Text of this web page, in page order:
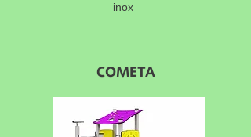
inox
COMETA